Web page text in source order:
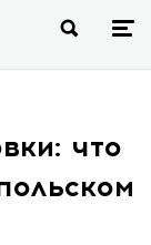
что